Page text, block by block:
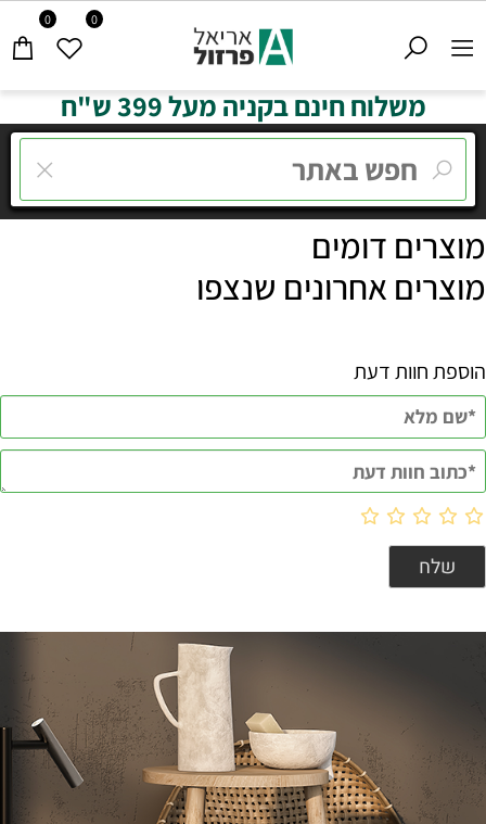
0 0
משלוח חינם בקניה מעל 399 ש"ח
מוצרים דומים
מוצרים אחרונים שנצפו
הוספת חוות דעת